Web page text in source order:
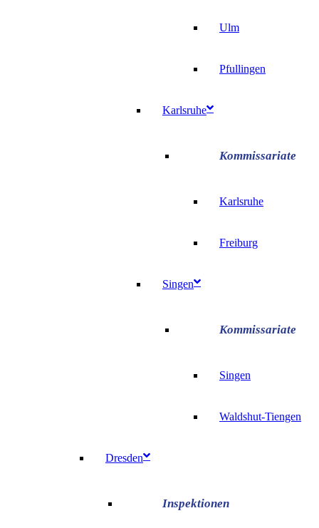
Ulm
Pfullingen
Karlsruhe
Karlsruhe
Freiburg
Singen
Singen
Waldshut-Tiengen
Dresden